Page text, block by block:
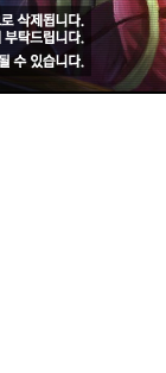
올라프 요네